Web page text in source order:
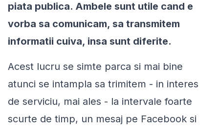
piata publica. Ambele sunt utile cand e
vorba sa comunicam, sa transmitem
informatii cuiva, insa sunt diferite.
Acest lucru se simte parca si mai bine
atunci se intampla sa trimitem - in interes
de serviciu, mai ales - la intervale foarte
scurte de timp, un mesaj pe Facebook si